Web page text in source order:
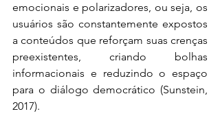
emocionais e polarizadores, ou seja, os
usuários são constantemente expostos
a conteúdos que reforçam suas crenças
preexistentes, criando bolhas
informacionais e reduzindo o espaço
para o diálogo democrático (Sunstein,
2017).